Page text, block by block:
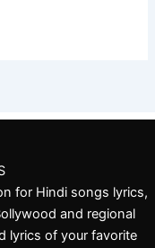
for Hindi songs lyrics,
and regional
lyrics of your favorite